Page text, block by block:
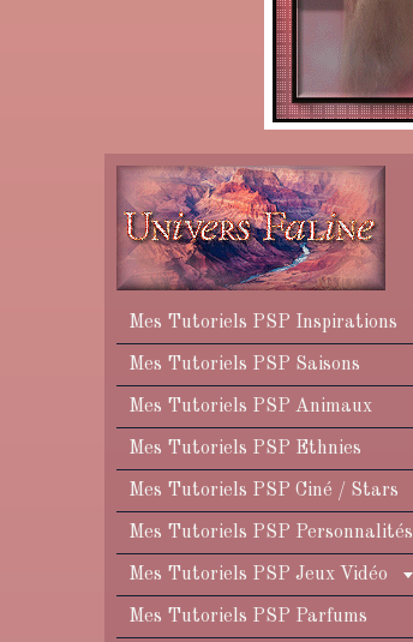
Mes Tutoriels PSP Inspirations
Mes Tutoriels PSP Saisons
Mes Tutoriels PSP Animaux
Mes Tutoriels PSP Ethnies
Mes Tutoriels PSP Ciné / Stars
Mes Tutoriels PSP Personnalités
Mes Tutoriels PSP Jeux Vidéo
Mes Tutoriels PSP Parfums